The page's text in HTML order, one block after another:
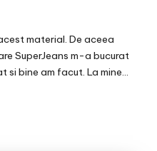
material. De aceea
SuperJeans m-a bucurat
si bine am facut. La mine…